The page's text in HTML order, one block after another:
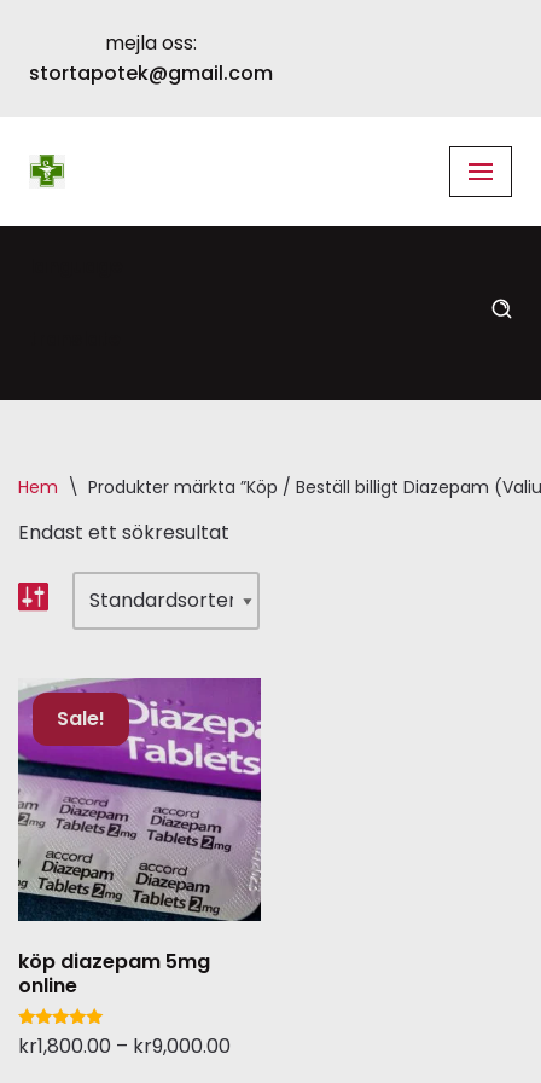
Skip
mejla oss:
stortapotek@gmail.com
Hem \ Produkter märkta ”Köp / Beställ billigt Diazepam
Endast ett sökresultat
Sale!
köp diazepam 5mg
online
Betygsatt
5.00
kr1,800.00 – kr9,000.00